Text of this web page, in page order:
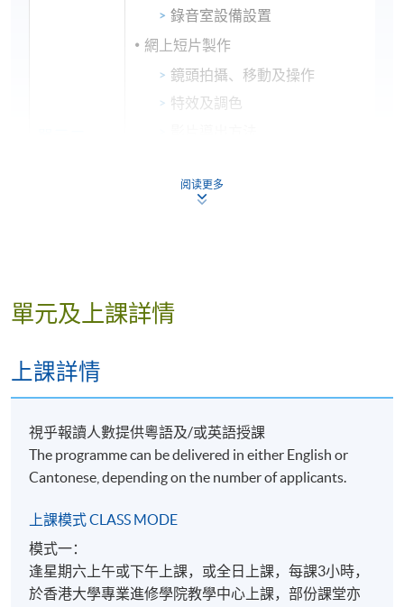
錄音室設備設置
網上短片製作
鏡頭拍攝、移動及操作
特效及調色
Digital Media Technology Applications
Audio editing and mixing
Outdoor sound recording, collection
Effects and color correction
Video export methods
新聞寫作及報告技巧
阅读更多
單元及上課詳情
上課詳情
視乎報讀人數提供粵語及/或英語授課
The programme can be delivered in either English or
Cantonese, depending on the number of applicants.
上課模式 CLASS MODE
模式一：
逢星期六上午或下午上課，或全日上課，每課3小時，
於香港大學專業進修學院教學中心上課，部份課堂亦